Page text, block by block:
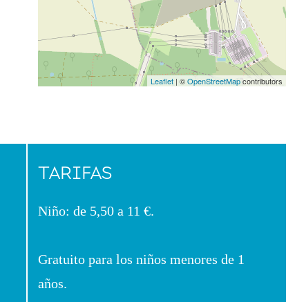
Leaflet | ©OpenStreetMapcontributors
TARIFAS
Niño: de 5,50 a 11 €.
Gratuito para los niños menores de 1
años.